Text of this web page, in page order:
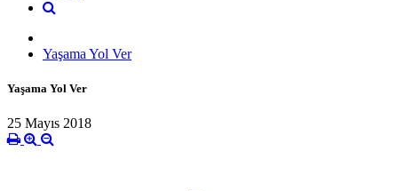
Yaşama Yol Ver
Yaşama Yol Ver
25 Mayıs 2018